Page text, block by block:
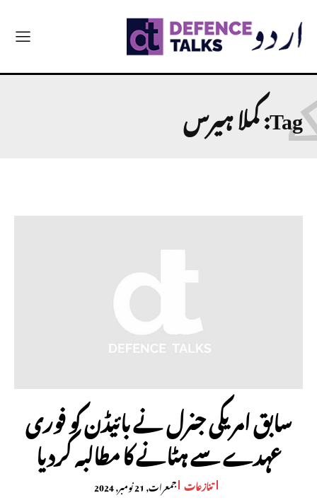
Tag:کملا ہیرس
سابق امریکی جنرل نے بائیڈن کو فوری
عہدے سے ہٹانے کا مطالبہ کردیا
تنازعات جمعرات, 21 نومبر, 2024